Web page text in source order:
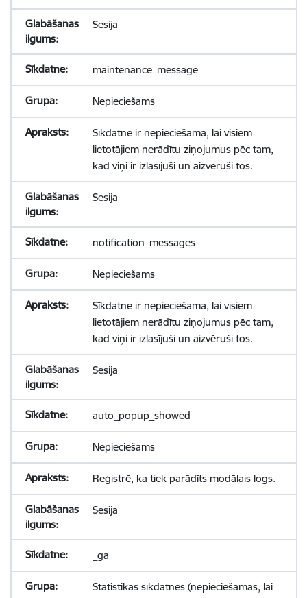
Sesija
maintenance_message
Nepieciešams
Sīkdatne ir nepieciešama, lai visiem
lietotājiem nerādītu ziņojumus pēc tam,
kad viņi ir izlasījuši un aizvēruši tos.
Sesija
notification_messages
Nepieciešams
Sīkdatne ir nepieciešama, lai visiem
lietotājiem nerādītu ziņojumus pēc tam,
kad viņi ir izlasījuši un aizvēruši tos.
Sesija
auto_popup_showed
Nepieciešams
Reģistrē, ka tiek parādīts modālais logs.
Sesija
_ga
Statistikas sīkdatnes (nepieciešamas, lai